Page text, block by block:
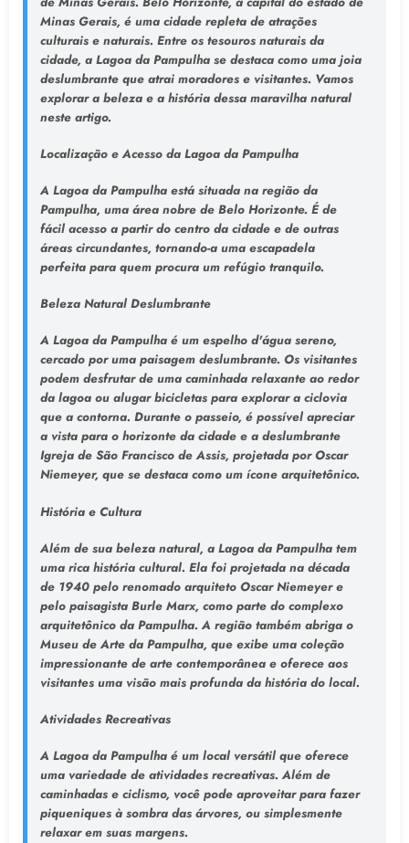
Minas Gerais, é uma cidade repleta de atrações
culturais e naturais. Entre os tesouros naturais da
cidade, a Lagoa da Pampulha se destaca como uma joia
deslumbrante que atrai moradores e visitantes. Vamos
explorar a beleza e a história dessa maravilha natural
neste artigo.
Localização e Acesso da Lagoa da Pampulha
A Lagoa da Pampulha está situada na região da
Pampulha, uma área nobre de Belo Horizonte. É de
fácil acesso a partir do centro da cidade e de outras
áreas circundantes, tornando-a uma escapadela
perfeita para quem procura um refúgio tranquilo.
Beleza Natural Deslumbrante
A Lagoa da Pampulha é um espelho d'água sereno,
cercado por uma paisagem deslumbrante. Os visitantes
podem desfrutar de uma caminhada relaxante ao redor
da lagoa ou alugar bicicletas para explorar a ciclovia
que a contorna. Durante o passeio, é possível apreciar
a vista para o horizonte da cidade e a deslumbrante
Igreja de São Francisco de Assis, projetada por Oscar
Niemeyer, que se destaca como um ícone arquitetônico.
História e Cultura
Além de sua beleza natural, a Lagoa da Pampulha tem
uma rica história cultural. Ela foi projetada na década
de 1940 pelo renomado arquiteto Oscar Niemeyer e
pelo paisagista Burle Marx, como parte do complexo
arquitetônico da Pampulha. A região também abriga o
Museu de Arte da Pampulha, que exibe uma coleção
impressionante de arte contemporânea e oferece aos
visitantes uma visão mais profunda da história do local.
Atividades Recreativas
A Lagoa da Pampulha é um local versátil que oferece
uma variedade de atividades recreativas. Além de
caminhadas e ciclismo, você pode aproveitar para fazer
piqueniques à sombra das árvores, ou simplesmente
relaxar em suas margens.